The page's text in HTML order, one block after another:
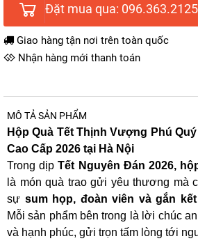
Đặt mua qua:
Giao hàng tận nơi trên toàn quốc
Nhận hàng mới thanh toán
MÔ TẢ SẢN PHẨM
Hộp Quà Tết Thịnh Vượng Phú Quý
Cao Cấp 2026 tại Hà Nội
Trong dịpTết Nguyên Đán 2026,
là món quà trao gửi yêu thương mà
sự sum họp, đoàn viên và gắn
Mỗi sản phẩm bên trong là lời chúc
và hạnh phúc, gửi trọn tấm lòng tới